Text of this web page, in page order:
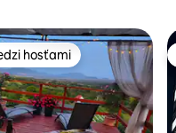
medzi hosťami
hosťami